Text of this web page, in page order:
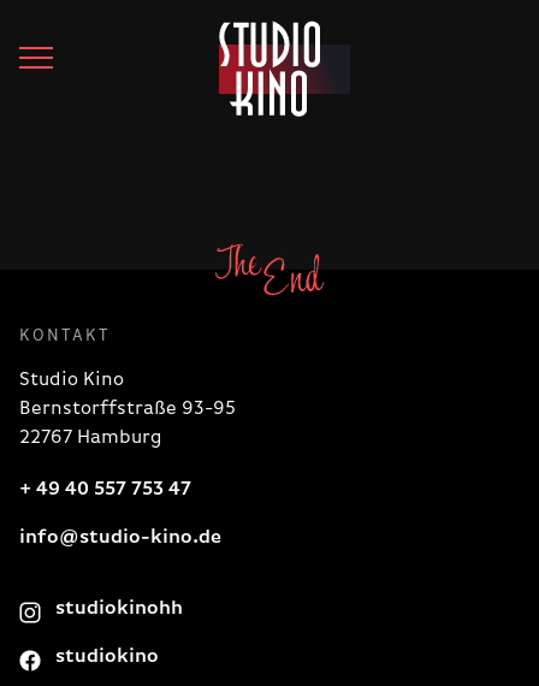
KONTAKT
Studio Kino
Bernstorffstraße 93-95
22767 Hamburg
+ 49 40 557 753 47
info@studio-kino.de
studiokinohh
studiokino